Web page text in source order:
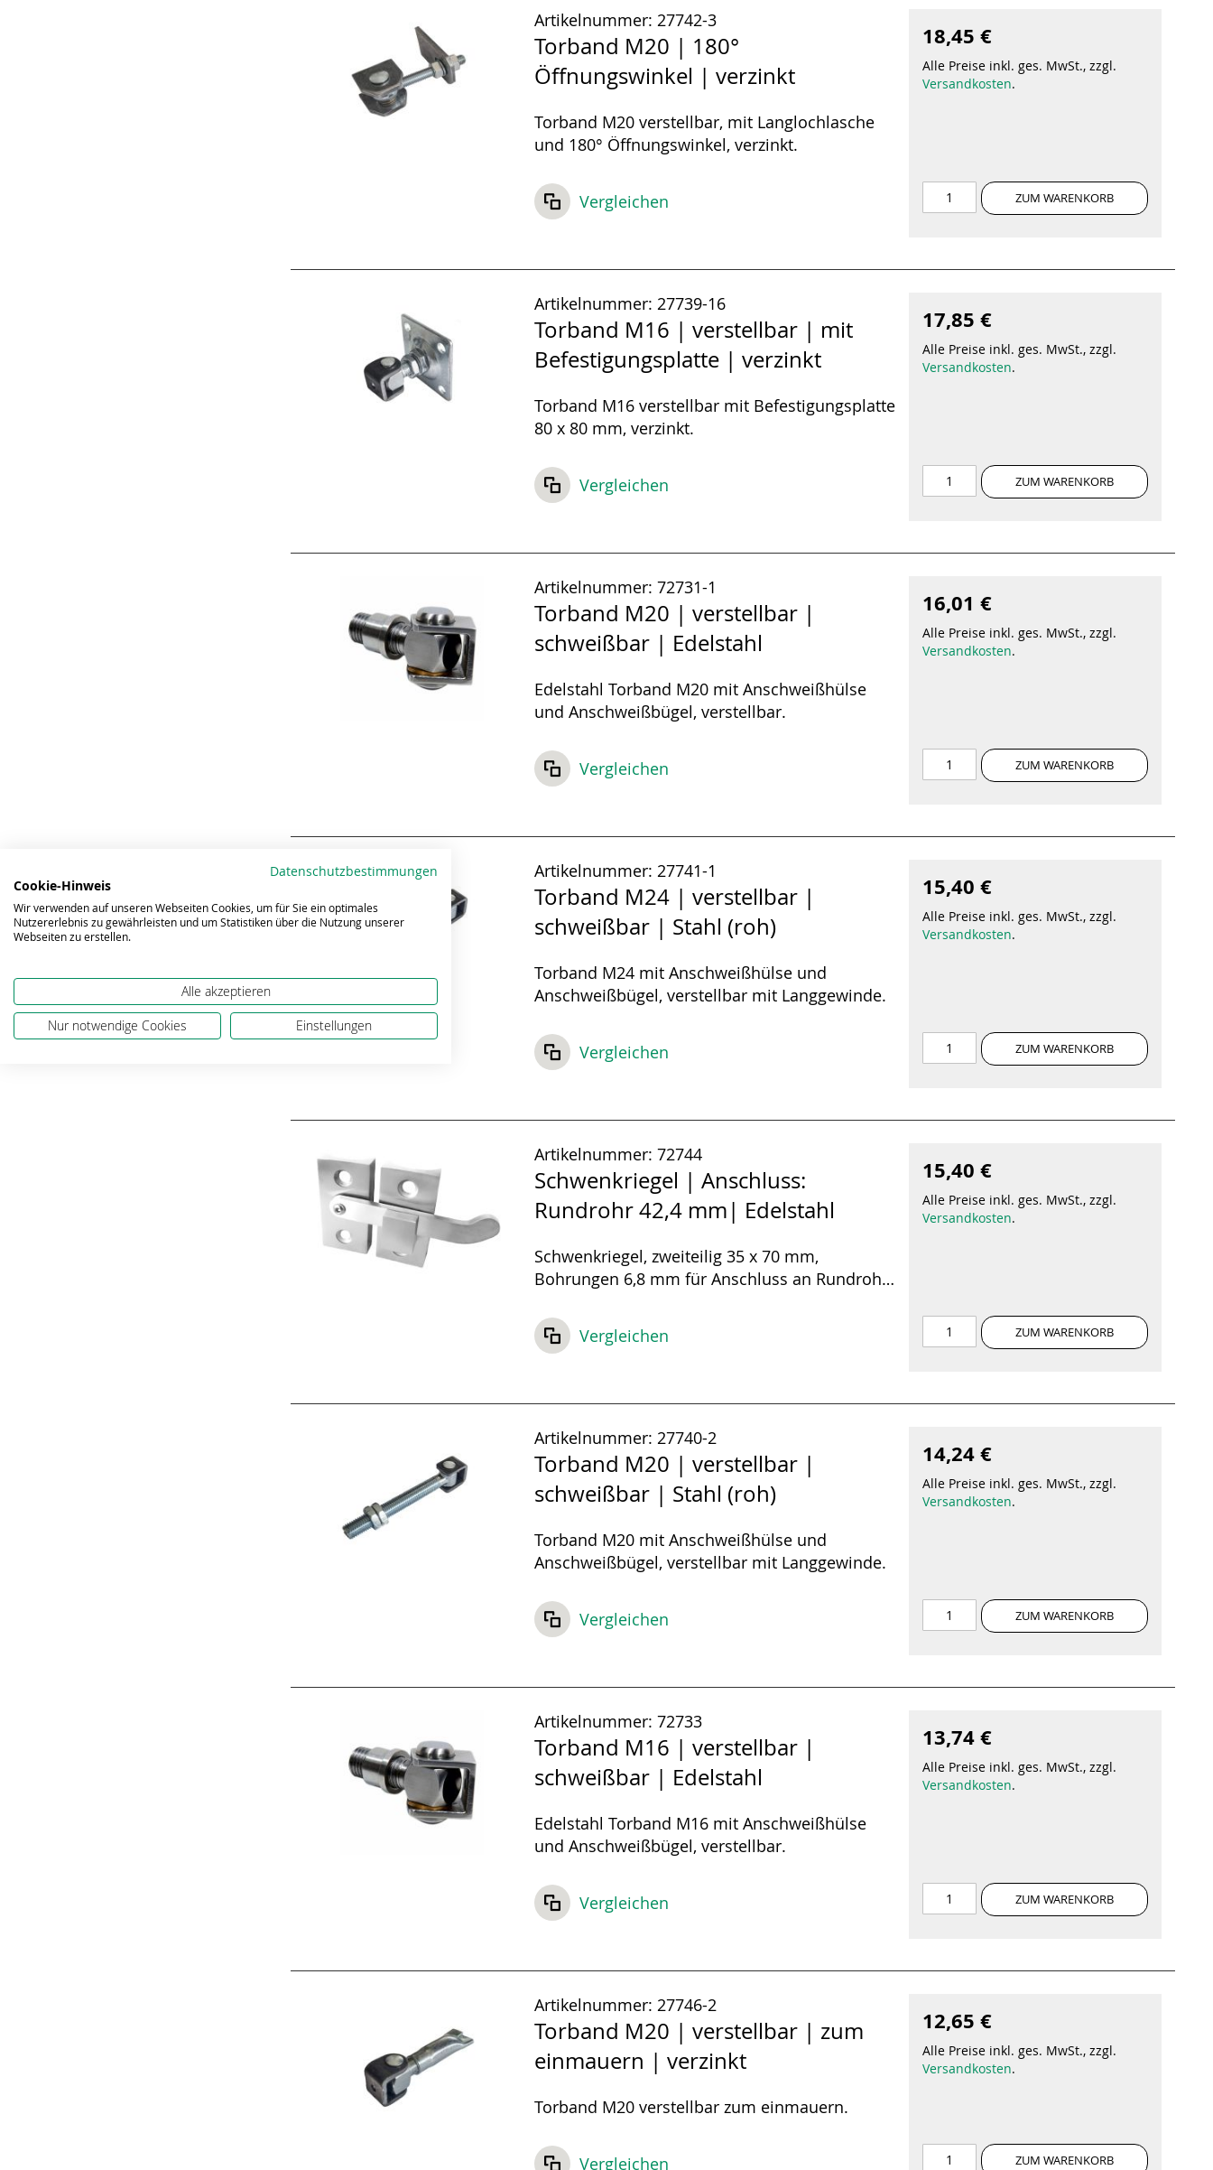
Artikelnummer: 27742-3
Torband M20 | 180°
Öffnungswinkel | verzinkt
Torband M20 verstellbar, mit Langlochlasche
und 180° Öffnungswinkel, verzinkt.
Vergleichen
18,45 €
Alle Preise inkl. ges. MwSt., zzgl.
Versandkosten.
ZUM WARENKORB
Artikelnummer: 27739-16
Torband M16 | verstellbar | mit
Befestigungsplatte | verzinkt
Torband M16 verstellbar mit Befestigungsplatte
80 x 80 mm, verzinkt.
Vergleichen
17,85 €
Alle Preise inkl. ges. MwSt., zzgl.
Versandkosten.
ZUM WARENKORB
Artikelnummer: 72731-1
Torband M20 | verstellbar |
schweißbar | Edelstahl
Edelstahl Torband M20 mit Anschweißhülse
und Anschweißbügel, verstellbar.
Vergleichen
16,01 €
Alle Preise inkl. ges. MwSt., zzgl.
Versandkosten.
ZUM WARENKORB
Artikelnummer: 27741-1
Torband M24 | verstellbar |
schweißbar | Stahl (roh)
Torband M24 mit Anschweißhülse und
Anschweißbügel, verstellbar mit Langgewinde.
Vergleichen
15,40 €
Alle Preise inkl. ges. MwSt., zzgl.
Versandkosten.
ZUM WARENKORB
Artikelnummer: 72744
Schwenkriegel | Anschluss:
Rundrohr 42,4 mm| Edelstahl
Schwenkriegel, zweiteilig 35 x 70 mm,
Bohrungen 6,8 mm für Anschluss an Rundrohr
Vergleichen
15,40 €
Alle Preise inkl. ges. MwSt., zzgl.
Versandkosten.
ZUM WARENKORB
Artikelnummer: 27740-2
Torband M20 | verstellbar |
schweißbar | Stahl (roh)
Torband M20 mit Anschweißhülse und
Anschweißbügel, verstellbar mit Langgewinde.
Vergleichen
14,24 €
Alle Preise inkl. ges. MwSt., zzgl.
Versandkosten.
ZUM WARENKORB
Artikelnummer: 72733
Torband M16 | verstellbar |
schweißbar | Edelstahl
Edelstahl Torband M16 mit Anschweißhülse
und Anschweißbügel, verstellbar.
Vergleichen
13,74 €
Alle Preise inkl. ges. MwSt., zzgl.
Versandkosten.
ZUM WARENKORB
Artikelnummer: 27746-2
Torband M20 | verstellbar | zum
einmauern | verzinkt
Torband M20 verstellbar zum einmauern.
Vergleichen
12,65 €
Alle Preise inkl. ges. MwSt., zzgl.
Versandkosten.
ZUM WARENKORB
Datenschutzbestimmungen
Cookie-Hinweis
Wir verwenden auf unseren Webseiten Cookies, um für Sie ein optimales
Nutzererlebnis zu gewährleisten und um Statistiken über die Nutzung unserer
Webseiten zu erstellen.
Alle akzeptieren
Nur notwendige Cookies Einstellungen